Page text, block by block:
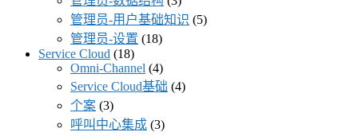
管理员-用户基础知识 (5)
管理员-设置 (18)
Service Cloud (18)
Omni-Channel (4)
Service Cloud基础 (4)
个案 (3)
呼叫中心集成 (3)